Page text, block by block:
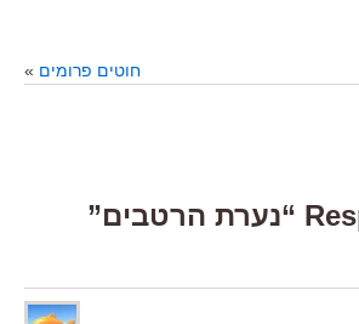
חוטים פרומים »